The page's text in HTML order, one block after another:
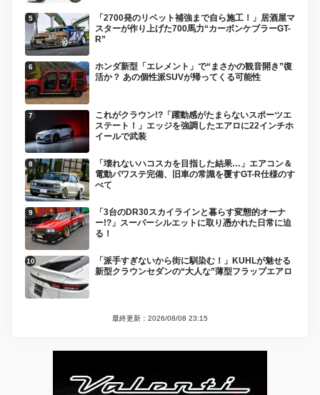
「2700発のリベット補強まで自ら施工！」居酒屋マ
スターが作り上げた700馬力“カーボンケブラーGT-
R”
ホンダ新型「エレメント」で“まさかの観音開き”復
活か？ あの個性派SUVが帰ってくる可能性
これがクラウン!?「躍動感がたまらないスポーツエ
ステート！」エッジを強調したエアロに22インチホ
イールで武装
「壊れないハコスカを目指した結果…」エアコン＆
電動パワステ完備、旧車の常識を覆すGT-R仕様のす
べて
「3台のDR30スカイラインと暮らす変態的オーナ
ー!?」スーパーシルエットに取り憑かれた日常に迫
る！
「派手すぎないから街に馴染む！」KUHLが魅せる
新型クラウンセダンの“大人な”薄型フラップエアロ
最終更新：2026/08/08 23:15